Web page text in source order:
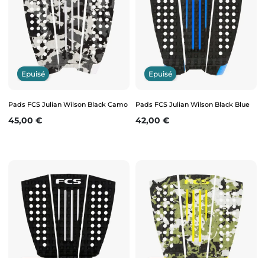
Epuisé
Pads FCS Julian Wilson Black Camo
Prix
45,00 €
Epuisé
Pads FCS Julian Wilson Black Blue
Prix
42,00 €